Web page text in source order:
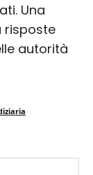
Una
risposte
autorità